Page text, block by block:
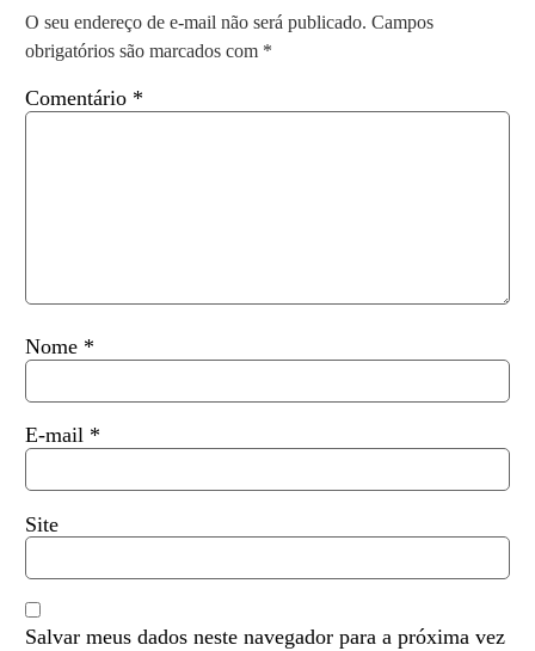
O seu endereço de e-mail não será publicado. Campos
obrigatórios são marcados com *
Comentário *
Nome *
E-mail *
Site
Salvar meus dados neste navegador para a próxima vez